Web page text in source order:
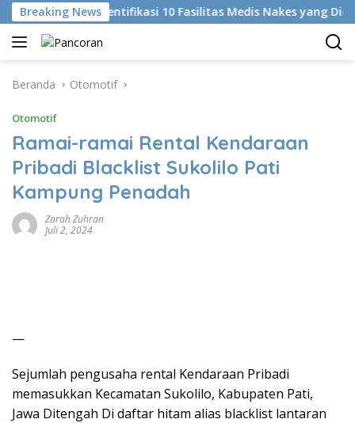
Langsung
ke
konten
Breaking News
KKI Identifikasi 10 Fasilitas Medis Nakes yang Diduga
Beranda Otomotif
Otomotif
Ramai-ramai Rental Kendaraan
Pribadi Blacklist Sukolilo Pati
Kampung Penadah
Zarah Zuhran
Juli 2, 2024
—
Sejumlah pengusaha rental Kendaraan Pribadi
memasukkan Kecamatan Sukolilo, Kabupaten Pati,
Jawa Ditengah Di daftar hitam alias blacklist lantaran